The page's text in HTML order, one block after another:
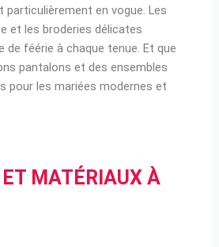
en vogue. Les
et les broderies délicates
de féérie à chaque tenue. Et que
pantalons et des ensembles
pour les mariées modernes et
ET MATÉRIAUX À